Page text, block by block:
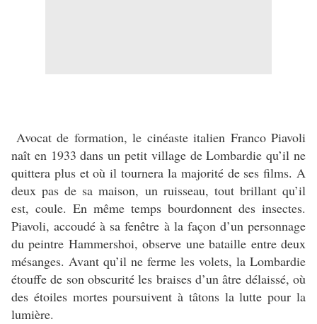
Avocat de formation, le cinéaste italien Franco Piavoli
naît en 1933 dans un petit village de Lombardie qu’il ne
quittera plus et où il tournera la majorité de ses films. A
deux pas de sa maison, un ruisseau, tout brillant qu’il
est, coule. En même temps bourdonnent des insectes.
Piavoli, accoudé à sa fenêtre à la façon d’un personnage
du peintre Hammershoi, observe une bataille entre deux
mésanges. Avant qu’il ne ferme les volets, la Lombardie
étouffe de son obscurité les braises d’un âtre délaissé, où
des étoiles mortes poursuivent à tâtons la lutte pour la
lumière.